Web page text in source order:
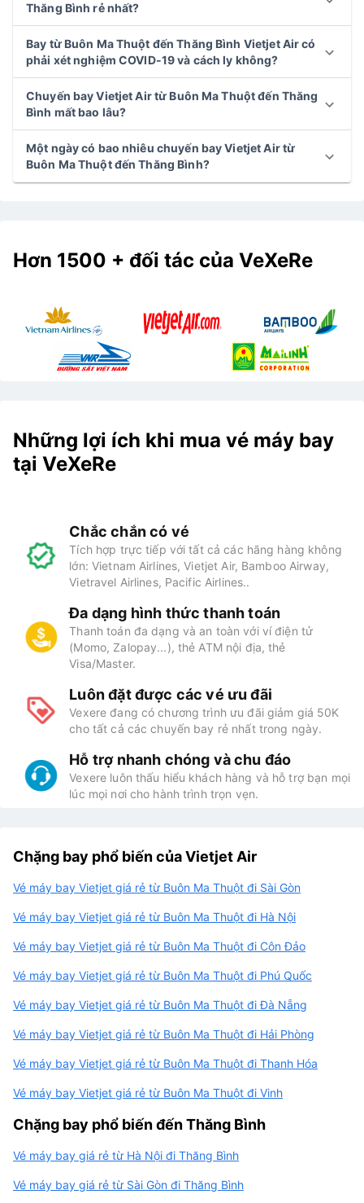
Thăng Bình rẻ nhất?
Bay từ Buôn Ma Thuột đến Thăng Bình Vietjet Air có
phải xét nghiệm COVID-19 và cách ly không?
Chuyến bay Vietjet Air từ Buôn Ma Thuột đến Thăng
Bình mất bao lâu?
Một ngày có bao nhiêu chuyến bay Vietjet Air từ
Buôn Ma Thuột đến Thăng Bình?
Hơn 1500 + đối tác của VeXeRe
Những lợi ích khi mua vé máy bay
tại VeXeRe
Chắc chắn có vé
Tích hợp trực tiếp với tất cả các hãng hàng không
lớn: Vietnam Airlines, Vietjet Air, Bamboo Airway,
Vietravel Airlines, Pacific Airlines..
Đa dạng hình thức thanh toán
Thanh toán đa dạng và an toàn với ví điện tử
(Momo, Zalopay...), thẻ ATM nội địa, thẻ
Visa/Master.
Luôn đặt được các vé ưu đãi
Vexere đang có chương trình ưu đãi giảm giá 50K
cho tất cả các chuyến bay rẻ nhất trong ngày.
Hỗ trợ nhanh chóng và chu đáo
Vexere luôn thấu hiểu khách hàng và hỗ trợ bạn mọi
lúc mọi nơi cho hành trình trọn vẹn.
Chặng bay phổ biến của Vietjet Air
Vé máy bay Vietjet giá rẻ từ Buôn Ma Thuột đi Sài Gòn
Vé máy bay Vietjet giá rẻ từ Buôn Ma Thuột đi Hà Nội
Vé máy bay Vietjet giá rẻ từ Buôn Ma Thuột đi Côn Đảo
Vé máy bay Vietjet giá rẻ từ Buôn Ma Thuột đi Phú Quốc
Vé máy bay Vietjet giá rẻ từ Buôn Ma Thuột đi Đà Nẵng
Vé máy bay Vietjet giá rẻ từ Buôn Ma Thuột đi Hải Phòng
Vé máy bay Vietjet giá rẻ từ Buôn Ma Thuột đi Thanh Hóa
Vé máy bay Vietjet giá rẻ từ Buôn Ma Thuột đi Vinh
Chặng bay phổ biến đến Thăng Bình
Vé máy bay giá rẻ từ Hà Nội đi Thăng Bình
Vé máy bay giá rẻ từ Sài Gòn đi Thăng Bình